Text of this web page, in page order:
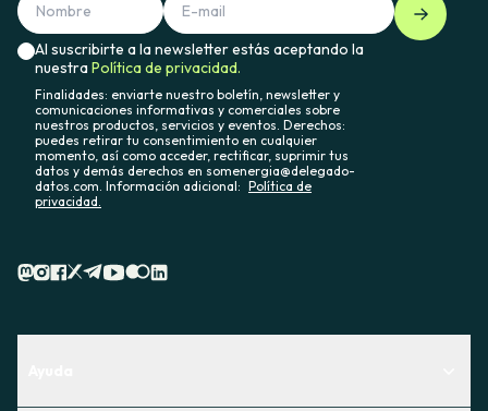
Al suscribirte a la newsletter estás aceptando la
nuestraPolítica de privacidad.
Finalidades: enviarte nuestro boletín, newsletter y
comunicaciones informativas y comerciales sobre
nuestros productos, servicios y eventos. Derechos:
puedes retirar tu consentimiento en cualquier
momento, así como acceder, rectificar, suprimir tus
datos y demás derechos en somenergia@delegado-
datos.com. Información adicional: Política de
privacidad.